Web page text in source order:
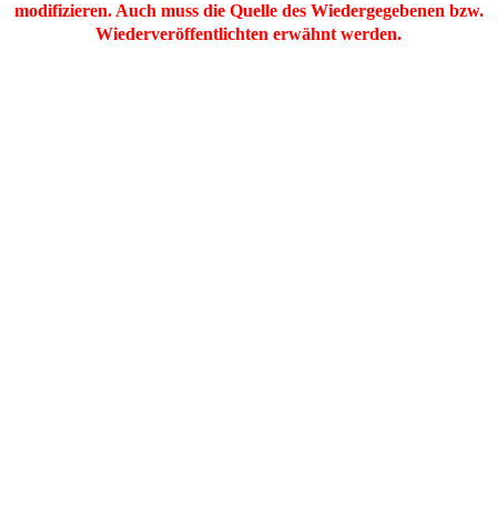
modifizieren. Auch muss die Quelle des Wiedergegebenen bzw.
Wiederveröffentlichten erwähnt werden.